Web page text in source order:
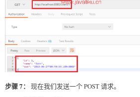
步骤 7：
现在我们发送一个 POST 请求。